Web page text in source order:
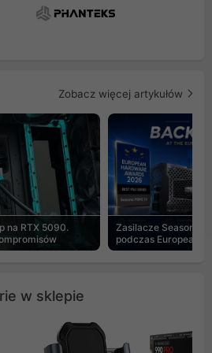
Zobacz więcej artykułów
na RTX 5090.
Zasilacze Seasonic
podczas European
w sklepie